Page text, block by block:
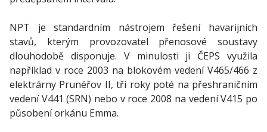
NPT je standardním nástrojem řešení havarijních
stavů, kterým provozovatel přenosové soustavy
dlouhodobě disponuje. V minulosti ji ČEPS využila
například v roce 2003 na blokovém vedení V465/466 z
elektrárny Prunéřov II, tři roky poté na přeshraničním
vedení V441 (SRN) nebo v roce 2008 na vedení V415 po
působení orkánu Emma.